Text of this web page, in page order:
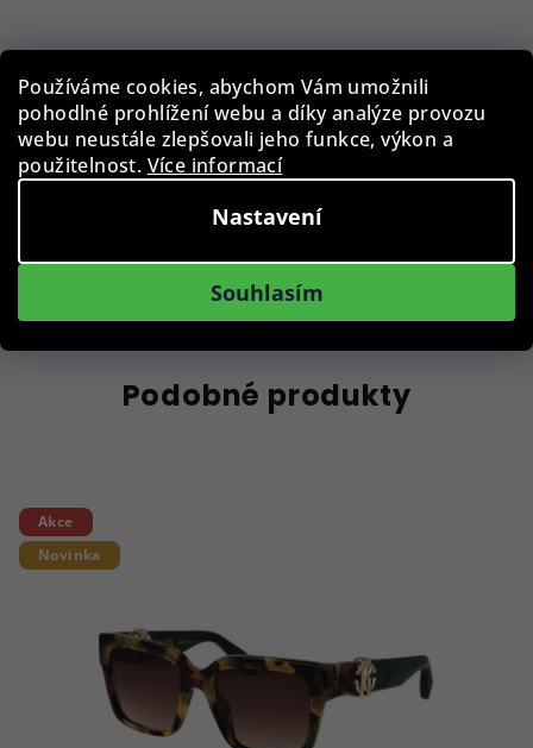
Používáme cookies, abychom Vám umožnili
pohodlné prohlížení webu a díky analýze provozu
webu neustále zlepšovali jeho funkce, výkon a
použitelnost. Více informací
Nastavení
Souhlasím
Pouzdro na brýle BLB-EWC-001-BLK
129 Kč
Skladem
Podobné produkty
Akce
Novinka